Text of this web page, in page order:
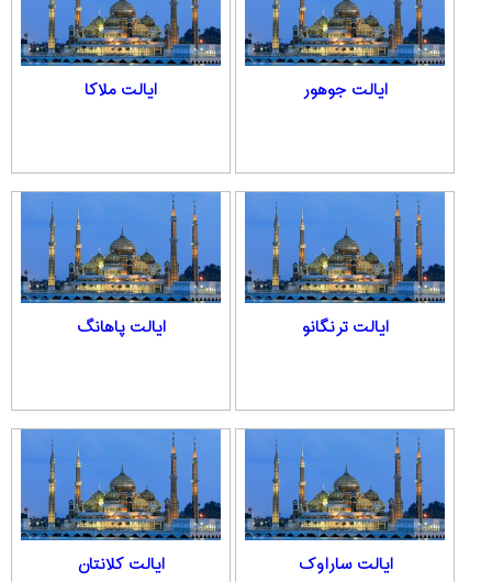
ایالت ملاکا ایالت جوهور
ایالت پاهانگ ایالت ترنگانو
ایالت کلانتان ایالت ساراوک